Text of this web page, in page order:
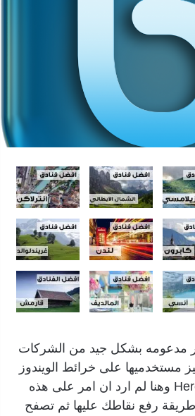
مدعومه بشكل جيد من الشركات
مستخدميها على خرائط الويندوز
المدموجه او خرائط Here وهنا لم ارد ان امر على هذه
رفع نقاطك عليها ثم تصفح